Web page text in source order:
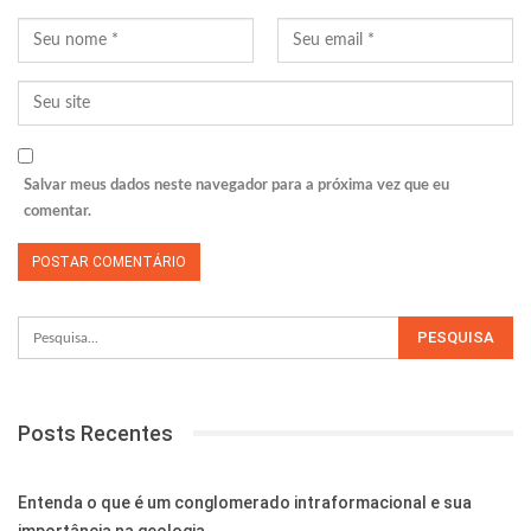
Salvar meus dados neste navegador para a próxima vez que eu
comentar.
Posts Recentes
Entenda o que é um conglomerado intraformacional e sua